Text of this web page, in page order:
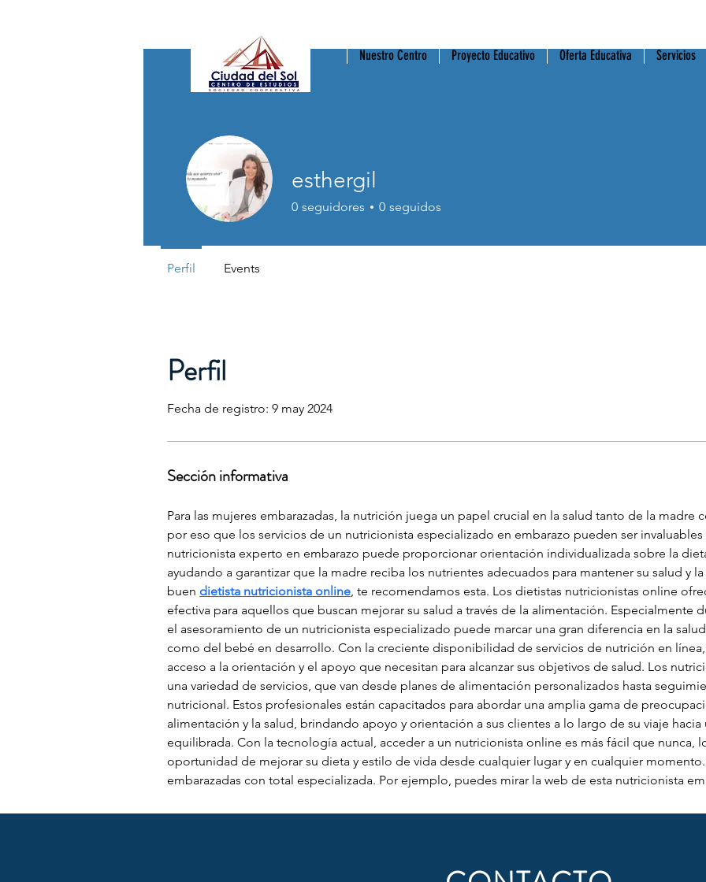
Nuestro Centro Proyecto Educativo Oferta Educativa Servicios
Perfil
Fecha de registro: 9 may 2024
Sección informativa
Para las mujeres embarazadas, la nutrición juega un papel crucial en la salud tanto de la madre
por eso que los servicios de un nutricionista especializado en embarazo pueden ser
nutricionista experto en embarazo puede proporcionar orientación individualizada sobre la
ayudando a garantizar que la madre reciba los nutrientes adecuados para mantener su salud y
buen dietista nutricionista online, te recomendamos esta. Los dietistas nutricionistas online
efectiva para aquellos que buscan mejorar su salud a través de la alimentación. Especialmente
el asesoramiento de un nutricionista especializado puede marcar una gran diferencia en la
como del bebé en desarrollo. Con la creciente disponibilidad de servicios de nutrición en línea,
acceso a la orientación y el apoyo que necesitan para alcanzar sus objetivos de salud. Los
una variedad de servicios, que van desde planes de alimentación personalizados hasta
nutricional. Estos profesionales están capacitados para abordar una amplia gama de
alimentación y la salud, brindando apoyo y orientación a sus clientes a lo largo de su viaje hacia
equilibrada. Con la tecnología actual, acceder a un nutricionista online es más fácil que nunca,
oportunidad de mejorar su dieta y estilo de vida desde cualquier lugar y en cualquier
embarazadas con total especializada. Por ejemplo, puedes mirar la web de esta nutricionista
esthergil
0 seguidores 0 seguidos
Perfil Events